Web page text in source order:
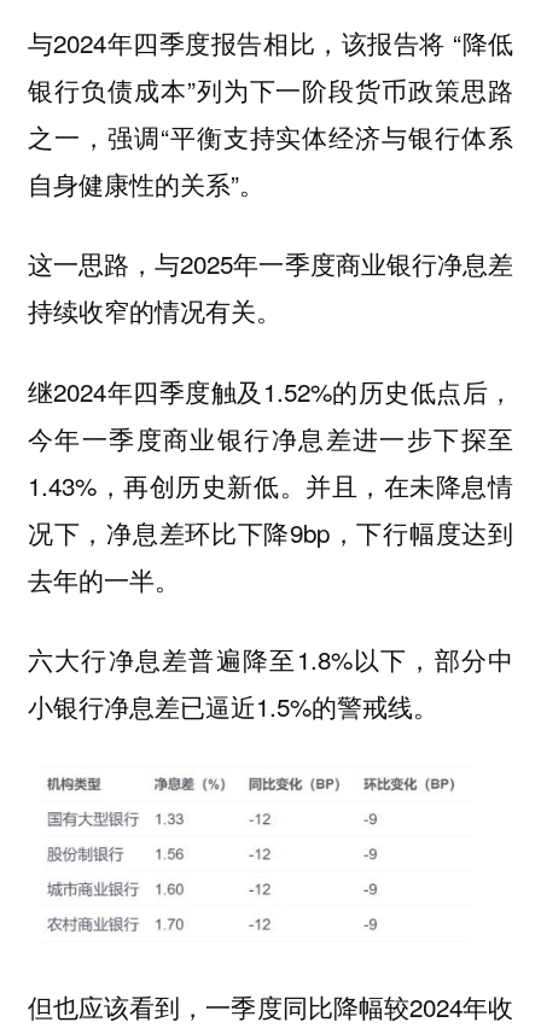
与2024年四季度报告相比，该报告将 “降低
银行负债成本”列为下一阶段货币政策思路
之一，强调“平衡支持实体经济与银行体系
自身健康性的关系”。
这一思路，与2025年一季度商业银行净息差
持续收窄的情况有关。
继2024年四季度触及1.52%的历史低点后，
今年一季度商业银行净息差进一步下探至
1.43%，再创历史新低。并且，在未降息情
况下，净息差环比下降9bp，下行幅度达到
去年的一半。
六大行净息差普遍降至1.8%以下，部分中
小银行净息差已逼近1.5%的警戒线。
但也应该看到，一季度同比降幅较2024年收